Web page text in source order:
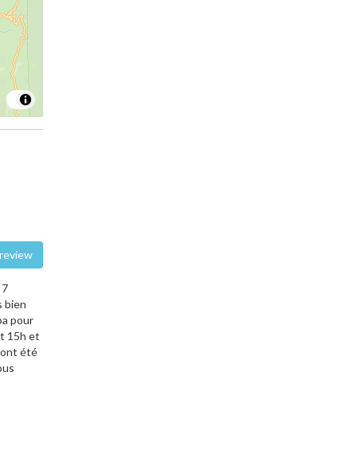
a review
bien
pour
15h et
ont été